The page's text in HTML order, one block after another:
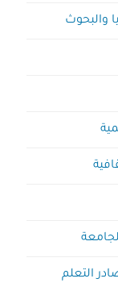
والبحوث
التعلم